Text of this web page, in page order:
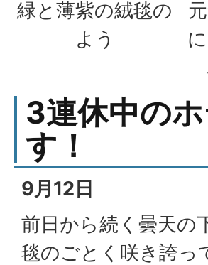
緑と薄紫の絨毯の
よう
3連休中の
す！
9月12日
前日から続く曇天の
毯のごとく咲き誇っ